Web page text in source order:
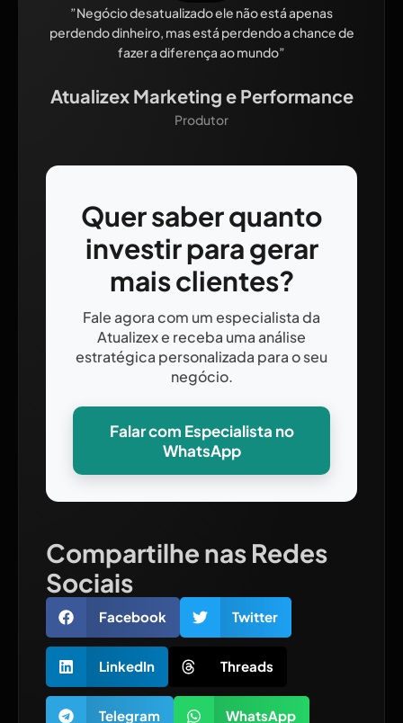
”Negócio desatualizado ele não está apenas
perdendo dinheiro, mas está perdendo a chance de
fazer a diferença ao mundo”
Atualizex Marketing e Performance
Produtor
Quer saber quanto
investir para gerar
mais clientes?
Fale agora com um especialista da
Atualizex e receba uma análise
estratégica personalizada para o seu
negócio.
Falar com Especialista no
WhatsApp
Compartilhe nas Redes
Sociais
Facebook Twitter
LinkedIn Threads
Telegram WhatsApp